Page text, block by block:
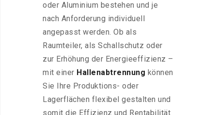
oder Aluminium bestehen und je
nach Anforderung individuell
angepasst werden. Ob als
Raumteiler, als Schallschutz oder
zur Erhöhung der Energieeffizienz –
mit einer Hallenabtrennung können
Sie Ihre Produktions- oder
Lagerflächen flexibel gestalten und
somit die Effizienz und Rentabilität